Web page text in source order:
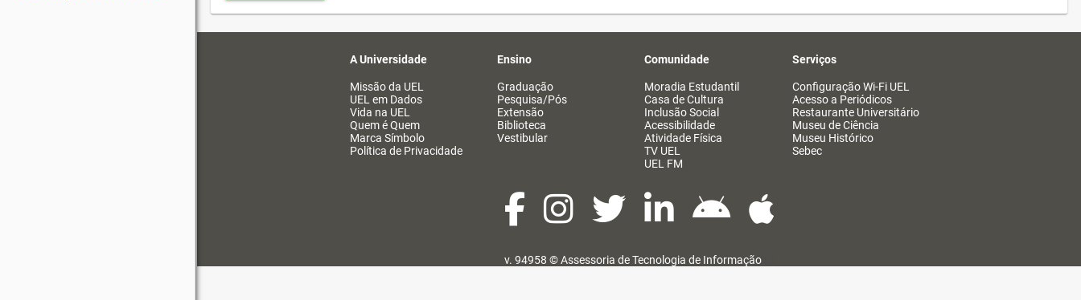
A Universidade
Missão da UEL
UEL em Dados
Vida na UEL
Quem é Quem
Marca Símbolo
Política de Privacidade
Ensino
Graduação
Pesquisa/Pós
Extensão
Biblioteca
Vestibular
Comunidade
Moradia Estudantil
Casa de Cultura
Inclusão Social
Acessibilidade
Atividade Física
TV UEL
UEL FM
Serviços
Configuração Wi-Fi UEL
Acesso a Periódicos
Restaurante Universitário
Museu de Ciência
Museu Histórico
Sebec
v. 94958 ©Assessoria de Tecnologia de Informação